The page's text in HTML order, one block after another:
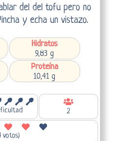
del del tofu pero no
y echa un vistazo.
Hidratos
9,83 g
Proteína
10,41 g
2
votos)